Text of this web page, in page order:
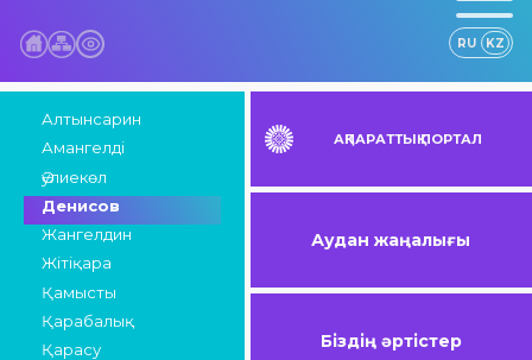
RU KZ
Алтынсарин
Амангелді
Әулиекөл
Денисов
Жангелдин
Жітіқара
Қамысты
Қарабалық
Қарасу
АҚПАРАТТЫҚ ПОРТАЛ
Аудан жаңалығы
Біздің әртістер